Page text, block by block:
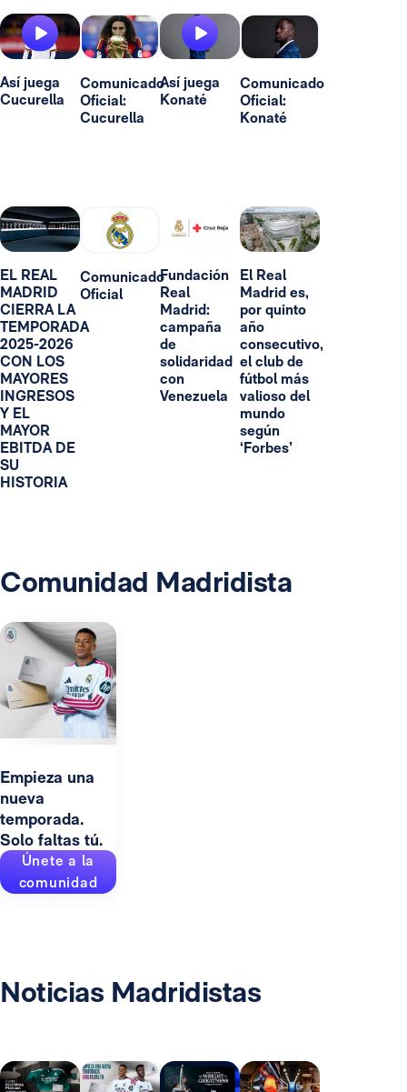
Así juega
Cucurella
Comunicado
Oficial:
Cucurella
Así juega
Konaté
Comunicado
Oficial:
Konaté
EL REAL
MADRID
CIERRA LA
TEMPORADA
2025-2026
CON LOS
MAYORES
INGRESOS
Y EL
MAYOR
EBITDA DE
SU
HISTORIA
Comunicado
Oficial
Fundación
Real
Madrid:
campaña
de
solidaridad
con
Venezuela
El Real
Madrid es,
por quinto
año
consecutivo,
el club de
fútbol más
valioso del
mundo
según
‘Forbes’
Comunidad Madridista
Empieza una
nueva
temporada.
Solo faltas tú.
Únete a la
comunidad
Noticias Madridistas